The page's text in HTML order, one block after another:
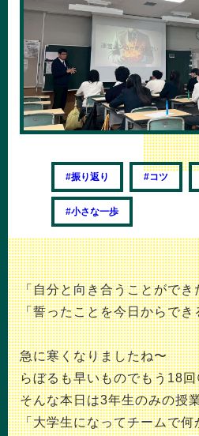
#振り返り #コツ
#小さな一歩
「自分と向き合うことができ
「誓ったことを今日からでき
急に寒くなりましたね〜
らぼるも早いものでもう18回
そんな本日は3年生のみの授
「大学生になってチームで何